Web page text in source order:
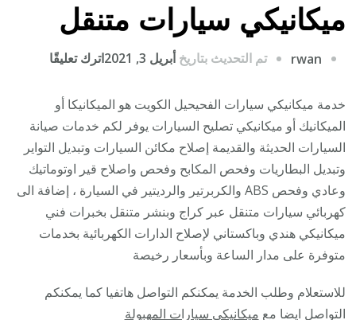
ميكانيكي سيارات متنقل
rwan تم التحديث بتاريخأبريل 3, 2021 اترك تعليقًا
الفحيحيل
/
/
ميكانيكي
خدمة ميكانيكي سيارات الفحيحيل الكويت هو الميكانيكا أو
الميكانيك أو ميكانيكي تصليح السيارات يوفر لكم خدمات صيانة
السيارات الحديثة والقديمة إصلاح مكائن السيارات وتبديل التواير
وتبديل البطاريات وفحص المكابح وفحص واصلاح قير اوتوماتيك
وعادي وفحص ABS والكربرتير والرديتير في السيارة ، إضافة الى
كهربائي سيارات متنقل عبر كراج وبنشر متنقل بخبرات فني
ميكانيكي هندي وباكستاني لإصلاح الدارات الكهربائية بخدمات
متوفرة على مدار الساعة وبأسعار رخيصة
للاستعلام وطلب الخدمة يمكنكم التواصل هاتفيا كما يمكنكم
التواصل ايضا مع ميكانيكي سيارات المهبولة